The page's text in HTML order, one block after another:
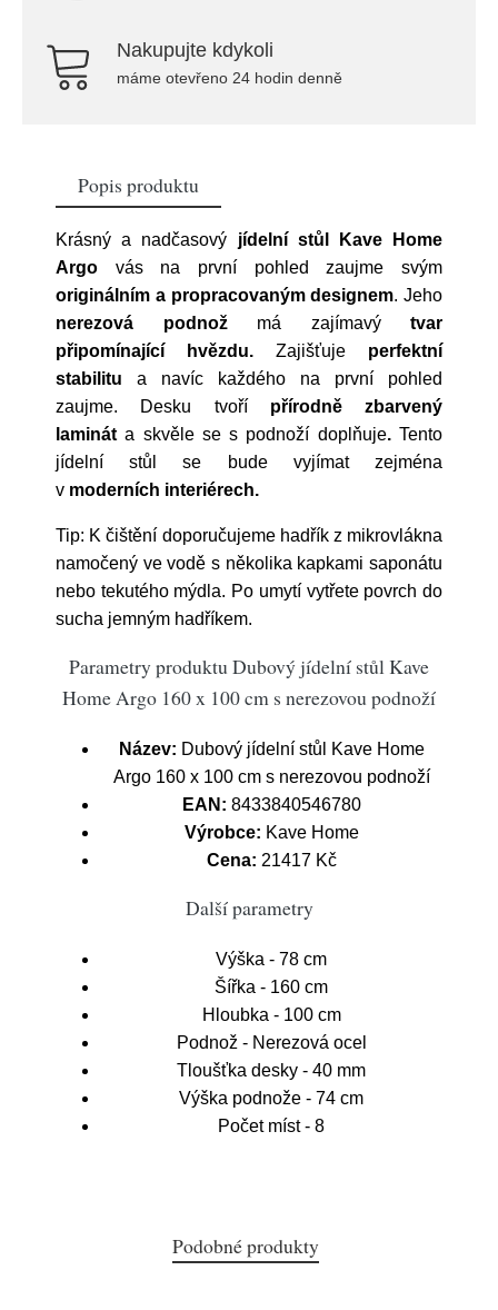
Nakupujte kdykoli
máme otevřeno 24 hodin denně
Popis produktu
Krásný a nadčasový jídelní stůl
Kave Home
Argo
vás na první pohled zaujme svým
originálním a propracovaným designem. Jeho
nerezová podnožmá zajímavýtvar
připomínající hvězdu. Zajišťuje perfektní
stabilitu a navíc každého na první pohled
zaujme. Desku tvořípřírodně zbarvený
lamináta skvěle se s podnoží doplňuje. Tento
jídelní stůl se bude vyjímat zejména
v moderních interiérech.
Tip: K čištění doporučujeme hadřík z mikrovlákna
namočený ve vodě s několika kapkami saponátu
nebo tekutého mýdla. Po umytí vytřete povrch do
sucha jemným hadříkem.
Parametry produktu Dubový jídelní stůl Kave
Home Argo 160 x 100 cm s nerezovou podnoží
Název: Dubový jídelní stůl Kave Home
Argo 160 x 100 cm s nerezovou podnoží
EAN: 8433840546780
Výrobce: Kave Home
Cena: 21417 Kč
Další parametry
Výška - 78 cm
Šířka - 160 cm
Hloubka - 100 cm
Podnož - Nerezová ocel
Tloušťka desky - 40 mm
Výška podnože - 74 cm
Počet míst - 8
Podobné produkty